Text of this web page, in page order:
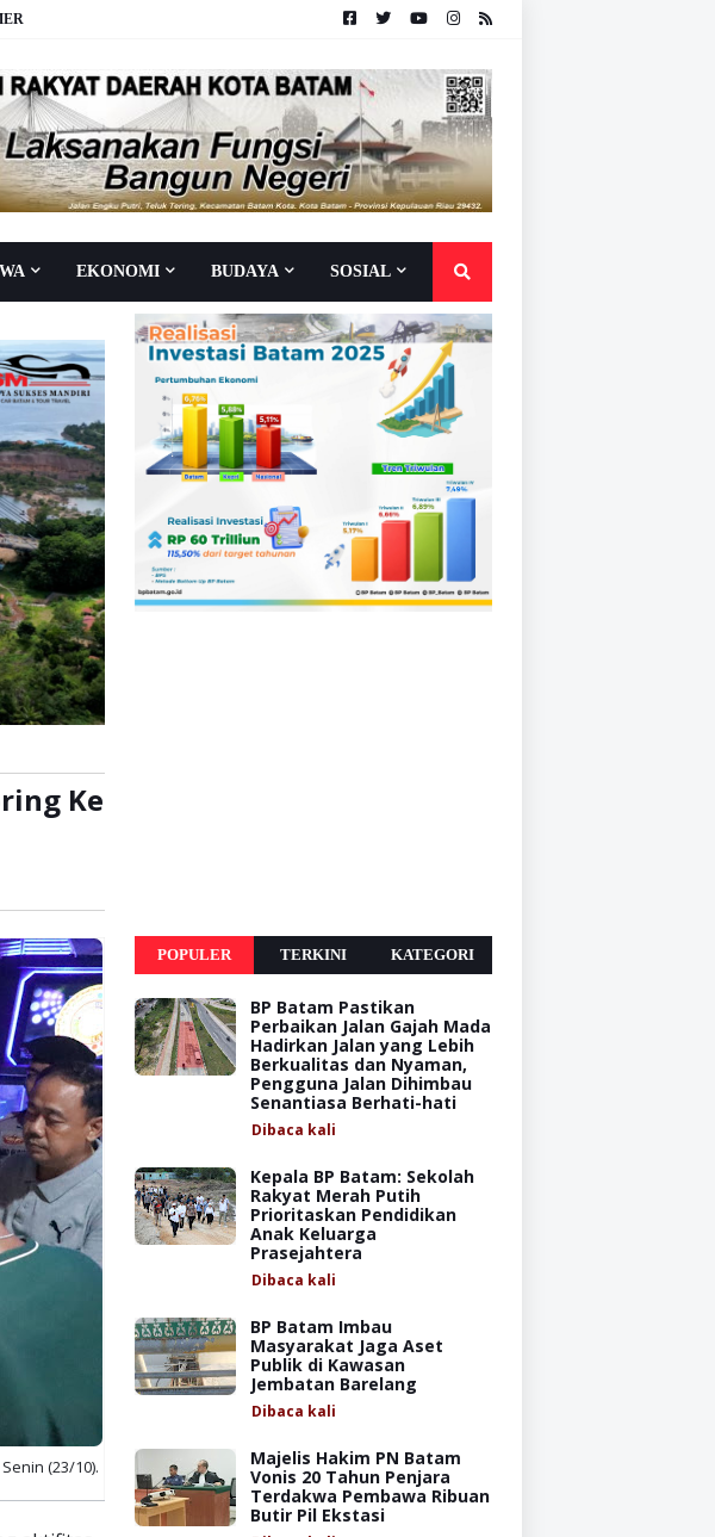
EKONOMI BUDAYA SOSIAL
Ke
(23/10).
POPULER TERKINI KATEGORI
BP Batam Pastikan
Perbaikan Jalan Gajah Mada
Hadirkan Jalan yang Lebih
Berkualitas dan Nyaman,
Pengguna Jalan Dihimbau
Senantiasa Berhati-hati
Dibaca kali
Kepala BP Batam: Sekolah
Rakyat Merah Putih
Prioritaskan Pendidikan
Anak Keluarga
Prasejahtera
Dibaca kali
BP Batam Imbau
Masyarakat Jaga Aset
Publik di Kawasan
Jembatan Barelang
Dibaca kali
Majelis Hakim PN Batam
Vonis 20 Tahun Penjara
Terdakwa Pembawa Ribuan
Butir Pil Ekstasi